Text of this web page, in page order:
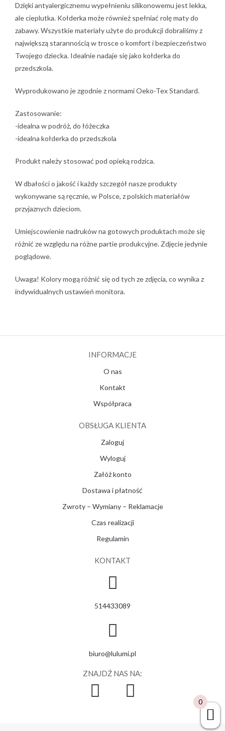
Dzięki antyalergicznemu wypełnieniu silikonowemu jest lekka,
ale cieplutka. Kołderka może również spełniać rolę maty do
zabawy. Wszystkie materiały użyte do produkcji dobraliśmy z
największą starannością w trosce o komfort i bezpieczeństwo
Twojego dziecka. Idealnie nadaje się jako kołderka do
przedszkola.
Wyprodukowano je zgodnie z normami Oeko-Tex Standard.
Zastosowanie:
-idealna w podróż, do łóżeczka
-idealna kołderka do przedszkola
Produkt należy stosować pod opieką rodzica.
W dbałości o jakość i każdy szczegół nasze produkty
wykonywane są ręcznie, w Polsce, z polskich materiałów
przyjaznych dzieciom.
Umiejscowienie nadruków na gotowych produktach może się
różnić ze względu na różne partie produkcyjne. Zdjęcie jedynie
poglądowe.
Uwaga! Kolory mogą różnić się od tych ze zdjęcia, co wynika z
indywidualnych ustawień monitora.
INFORMACJE
O nas
Kontakt
Współpraca
OBSŁUGA KLIENTA
Zaloguj
Wyloguj
Załóż konto
Dostawa i płatność
Zwroty – Wymiany – Reklamacje
Czas realizacji
Regulamin
KONTAKT
514433089
biuro@lulumi.pl
ZNAJDŹ NAS NA:
0